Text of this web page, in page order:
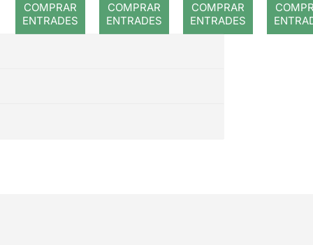
original, nomès cal clicar en
aquest
ENLLAÇ
COMPRAR
ENTRADES
COMPRAR
ENTRADES
COMPRAR
ENTRADES